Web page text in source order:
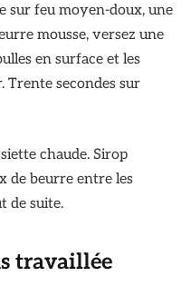
sur feu moyen-doux, une
mousse, versez une
en surface et les
Trente secondes sur
chaude. Sirop
de beurre entre les
de suite.
travaillée